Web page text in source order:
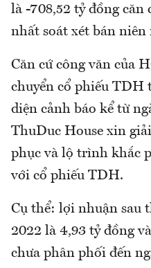
là -708,52 tỷ đồng căn
nhất soát xét bán niên
Căn cứ công văn của
chuyển cổ phiếu TDH
diện cảnh báo kể từ
ThuDuc House xin
phục và lộ trình khắc
với cổ phiếu TDH.
Cụ thể: lợi nhuận sau
2022 là 4,93 tỷ đồng
chưa phân phối đến